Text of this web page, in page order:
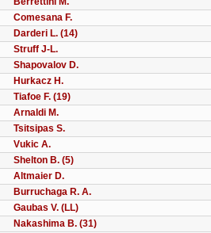
Comesana F.
Darderi L. (14)
Struff J-L.
Shapovalov D.
Hurkacz H.
Tiafoe F. (19)
Arnaldi M.
Tsitsipas S.
Vukic A.
Shelton B. (5)
Altmaier D.
Burruchaga R. A.
Gaubas V. (LL)
Nakashima B. (31)